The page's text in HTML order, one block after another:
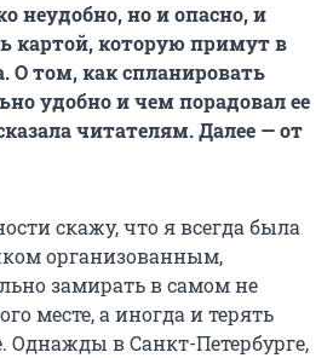
неудобно, но и опасно, и
картой, которую примут в
О том, как спланировать
удобно и чем порадовал ее
читателям. Далее — от
скажу, что я всегда была
организованным,
замирать в самом не
месте, а иногда и терять
Однажды в Санкт-Петербурге,